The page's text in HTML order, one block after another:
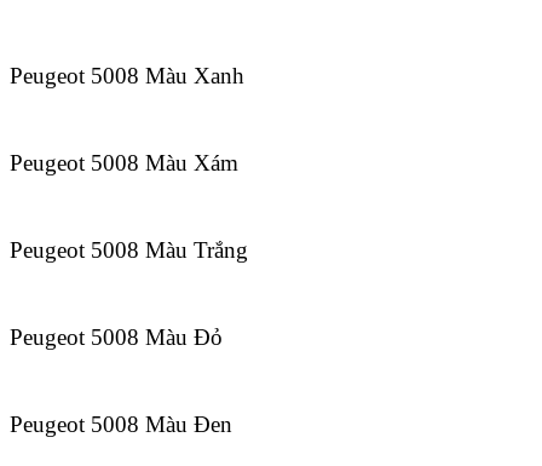
Peugeot 5008 Màu Xanh
Peugeot 5008 Màu Xám
Peugeot 5008 Màu Trắng
Peugeot 5008 Màu Đỏ
Peugeot 5008 Màu Đen